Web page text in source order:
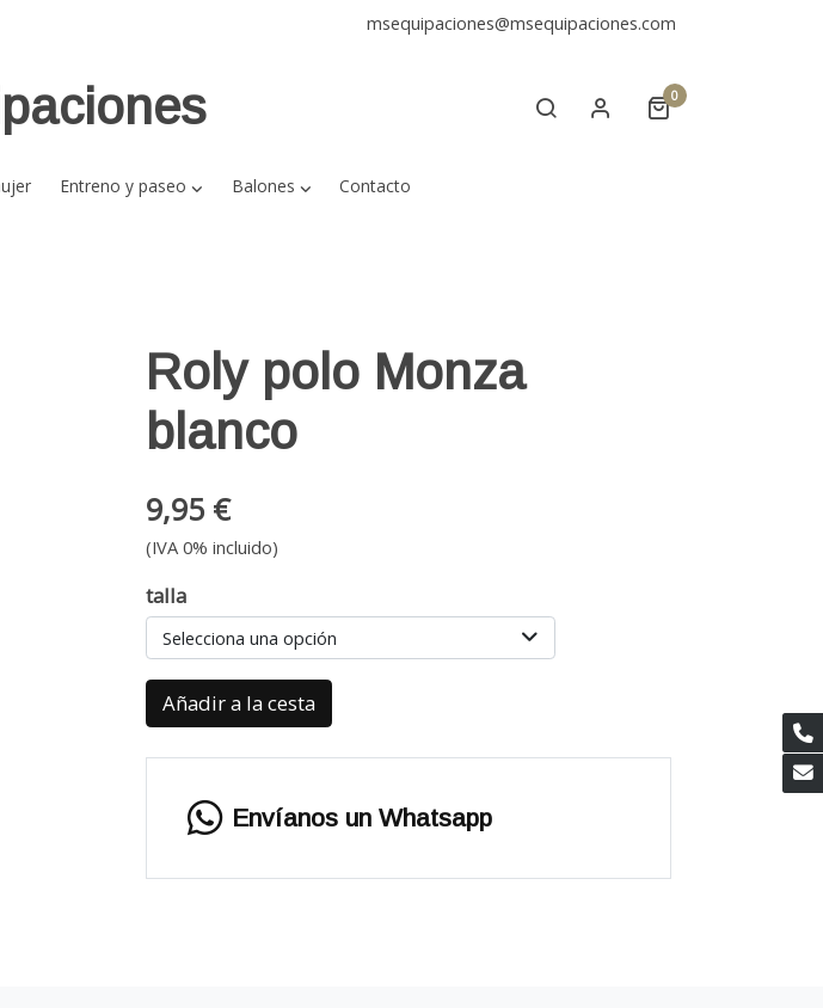
msequipaciones@msequipaciones.com
0
Entreno y paseo Balones Contacto
Roly polo Monza
blanco
9,95 €
(IVA 0% incluido)
talla
Selecciona una opción
Añadir a la cesta
Envíanos un Whatsapp